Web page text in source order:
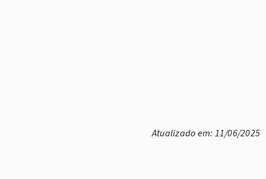
Atualizado em: 11/06/2025